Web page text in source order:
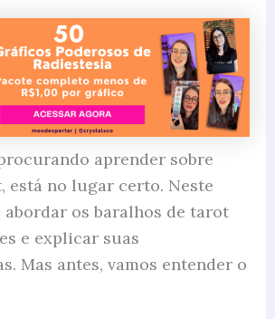
aprender sobre
está no lugar certo. Neste
abordar os baralhos de tarot
e explicar suas
Mas antes, vamos entender o